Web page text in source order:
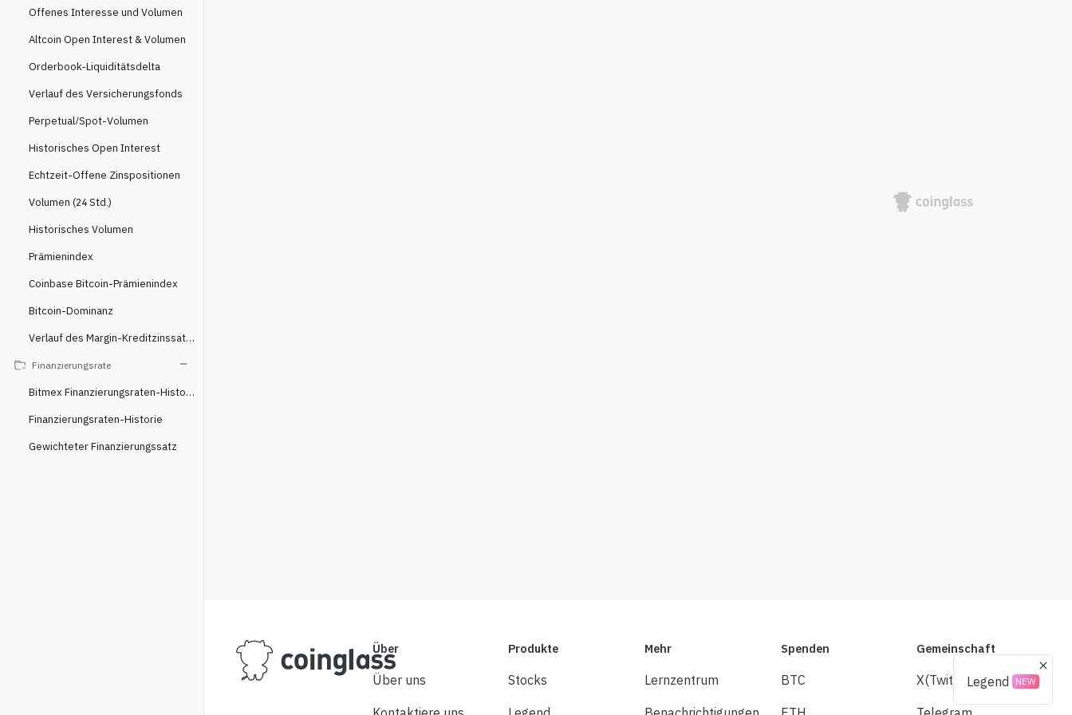
Legend NEW
Offenes Interesse und Volumen
Altcoin Open Interest & Volumen
Orderbook-Liquiditätsdelta
Verlauf des Versicherungsfonds
Perpetual/Spot-Volumen
Historisches Open Interest
Echtzeit-Offene Zinspositionen
Volumen (24 Std.)
Historisches Volumen
Prämienindex
Coinbase Bitcoin-Prämienindex
Bitcoin-Dominanz
Verlauf des Margin-Kreditzinssatzes
Finanzierungsrate
Bitmex Finanzierungsraten-Historie
Finanzierungsraten-Historie
Gewichteter Finanzierungssatz
Über
Über uns
Produkte
Stocks
Mehr
Lernzentrum
Spenden
BTC
Gemeinschaft
X(Twitter)